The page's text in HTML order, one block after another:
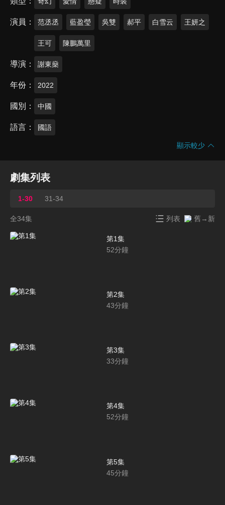
演員 范丞丞 藍盈瑩 吳雙 郝平 白雪云 王妍之
王可 陳鵬萬里
導演 謝東燊
年份 2022
國別 中國
語言 國語
顯示較少
劇集列表
1-30 31-34
全34集 列表 舊→新
第1集
52分鐘
第2集
43分鐘
第3集
33分鐘
第4集
52分鐘
第5集
45分鐘